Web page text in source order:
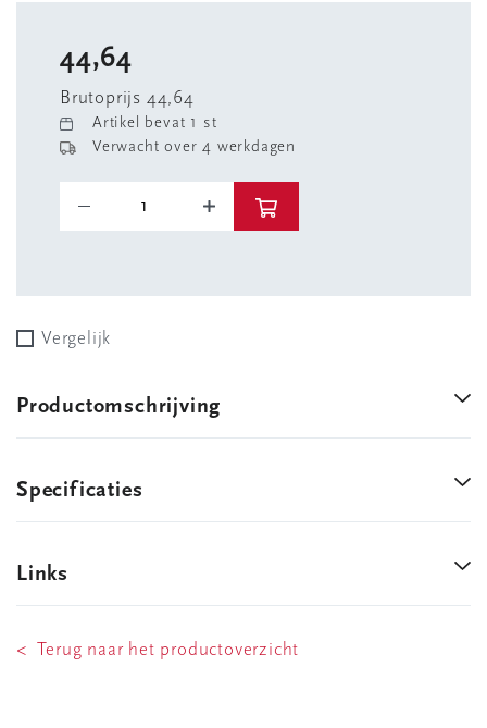
44,64
Brutoprijs 44,64
Artikel bevat 1 st
Verwacht over 4 werkdagen
Vergelijk
Productomschrijving
Specificaties
Links
< Terug naar het productoverzicht